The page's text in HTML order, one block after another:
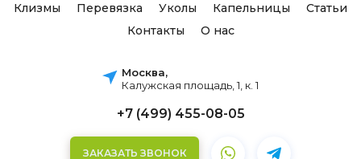
Клизмы
Перевязка Уколы Капельницы
Статьи
Контакты
О нас
Москва,
Калужская площадь, 1, к. 1
+7 (499) 455-08-05
ЗАКАЗАТЬ ЗВОНОК